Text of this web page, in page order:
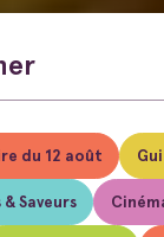
du 12 août
& Saveurs